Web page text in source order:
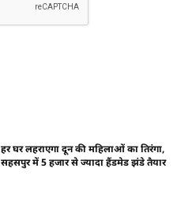
हर घर लहराएगा दून की महिलाओं का तिरंगा,
सहसपुर में 5 हजार से ज्यादा हैंडमेड झंडे तैयार